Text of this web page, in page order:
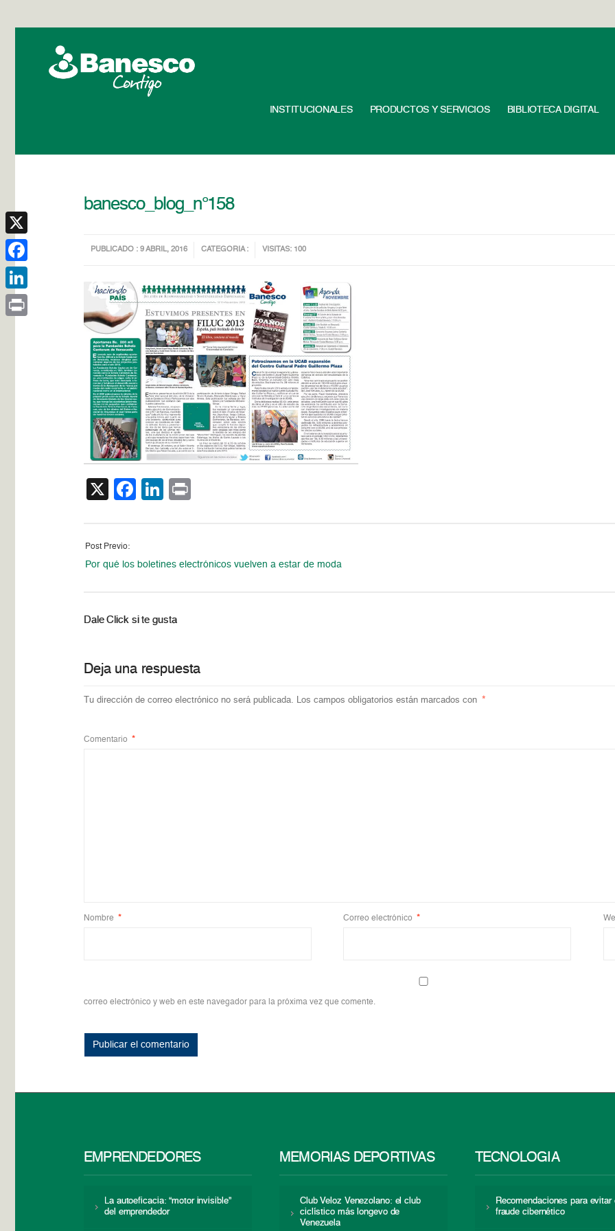
INSTITUCIONALES PRODUCTOS Y SERVICIOS BIBLIOTECA DIGITAL
banesco_blog_n°158
PUBLICADO : 9 ABRIL, 2016 CATEGORIA : VISITAS: 100
X Facebook
LinkedIn
Post Previo:
Por qué los boletines electrónicos vuelven a estar de moda
Dale Click si te gusta
Deja una respuesta
Tu dirección de correo electrónico no será publicada. Los campos obligatorios están marcados con *
Comentario *
Nombre * Correo electrónico *
correo electrónico y web en este navegador para la próxima vez que comente.
EMPRENDEDORES
La autoeficacia: “motor invisible”
del emprendedor
MEMORIAS DEPORTIVAS
Club Veloz Venezolano: el club
ciclístico más longevo de
Venezuela
TECNOLOGÍA
Recomendaciones para evitar
fraude cibernético
X
Facebook
LinkedIn